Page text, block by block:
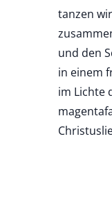
tanzen
und den
in einem
im Lichte